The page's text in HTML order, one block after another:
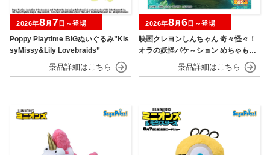
Poppy Playtime BIGぬいぐるみ”Kis
syMissy&Lily Lovebraids”
2026年8月 7日～登場
映画クレヨンしんちゃん 奇々怪々！
オラの妖怪バケ～ション めちゃもふ
ぐっとぬいぐるみ～おすわりポーズ
2026年8月 6日～登場